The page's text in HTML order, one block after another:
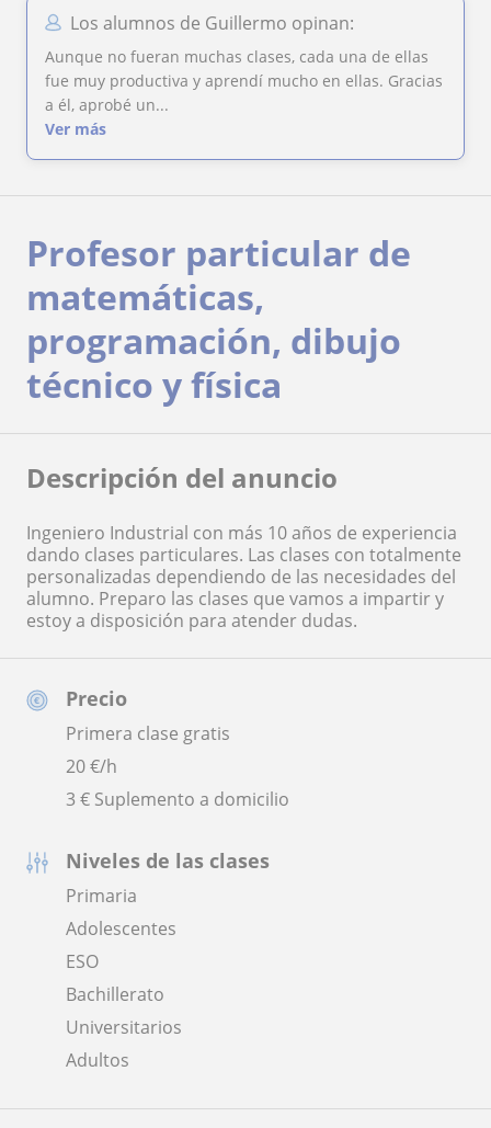
Los alumnos de Guillermo opinan:
Aunque no fueran muchas clases, cada una de ellas
fue muy productiva y aprendí mucho en ellas. Gracias
a él, aprobé un...
Ver más
Precio
Primera clase gratis
20€/h
3 € Suplemento a domicilio
Niveles de las clases
Primaria
Adolescentes
ESO
Bachillerato
Universitarios
Adultos
Profesor particular de
matemáticas,
programación, dibujo
técnico y física
Descripción del anuncio
Ingeniero Industrial con más 10 años de experiencia
dando clases particulares. Las clases con totalmente
personalizadas dependiendo de las necesidades del
alumno. Preparo las clases que vamos a impartir y
estoy a disposición para atender dudas.